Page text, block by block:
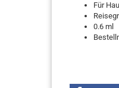
Für
0.6 ml